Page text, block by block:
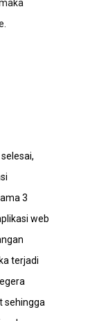
3
web
terjadi
sehingga